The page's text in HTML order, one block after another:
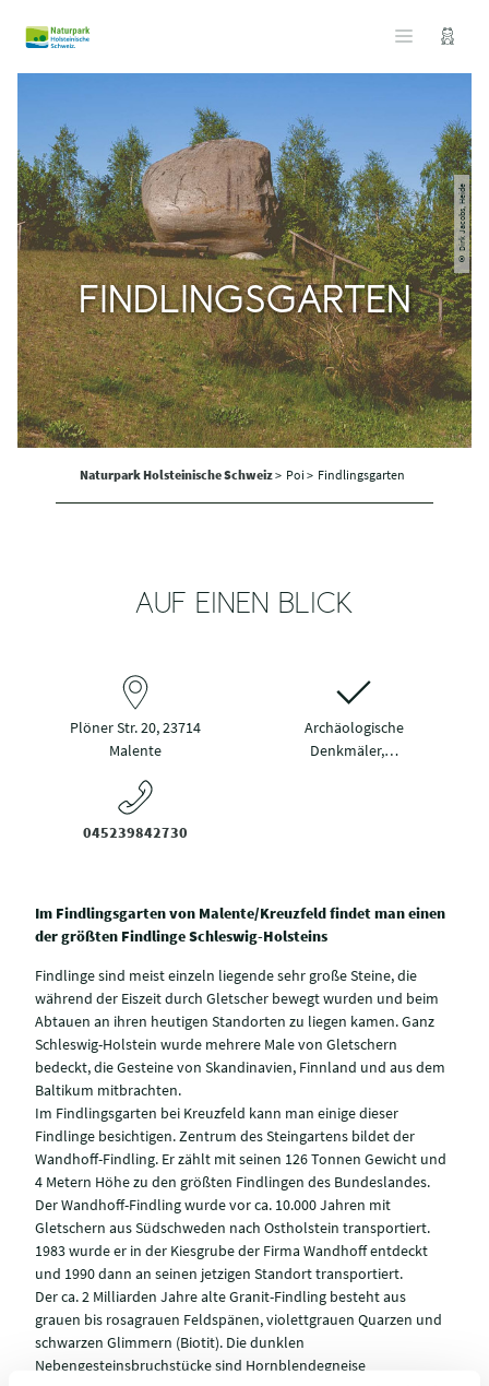
© Dirk Jacobs, Heide
FINDLINGSGARTEN
Naturpark Holsteinische Schweiz> Poi > Findlingsgarten
AUF EINEN BLICK
Plöner Str. 20, 23714
Malente
Archäologische
Denkmäler,…
045239842730
Im Findlingsgarten von Malente/Kreuzfeld findet man einen
der größten Findlinge Schleswig-Holsteins
Findlinge sind meist einzeln liegende sehr große Steine, die
während der Eiszeit durch Gletscher bewegt wurden und beim
Abtauen an ihren heutigen Standorten zu liegen kamen. Ganz
Schleswig-Holstein wurde mehrere Male von Gletschern
bedeckt, die Gesteine von Skandinavien, Finnland und aus dem
Baltikum mitbrachten.
Im Findlingsgarten bei Kreuzfeld kann man einige dieser
Findlinge besichtigen. Zentrum des Steingartens bildet der
Wandhoff-Findling. Er zählt mit seinen 126 Tonnen Gewicht und
4 Metern Höhe zu den größten Findlingen des Bundeslandes.
Der Wandhoff-Findling wurde vor ca. 10.000 Jahren mit
Gletschern aus Südschweden nach Ostholstein transportiert.
1983 wurde er in der Kiesgrube der Firma Wandhoff entdeckt
und 1990 dann an seinen jetzigen Standort transportiert.
Der ca. 2 Milliarden Jahre alte Granit-Findling besteht aus
grauen bis rosagrauen Feldspänen, violettgrauen Quarzen und
schwarzen Glimmern (Biotit). Die dunklen
Nebengesteinsbruchstücke sind Hornblendegneise